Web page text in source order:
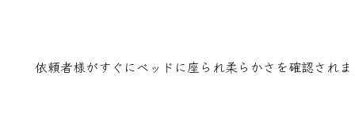
依頼者様がすぐにベッドに座られ柔らかさを確認され